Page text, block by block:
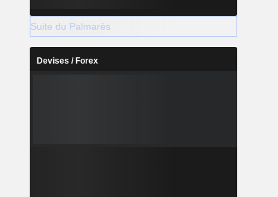
Suite du Palmarès
Devises / Forex